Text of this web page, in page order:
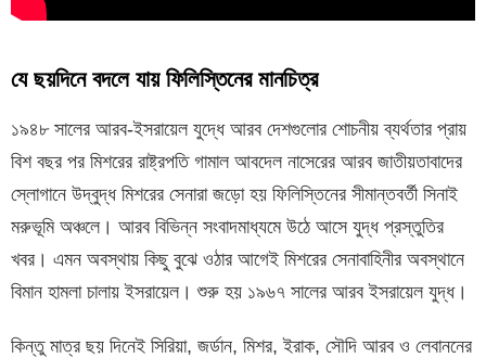
যে ছয়দিনে বদলে যায় ফিলিস্তিনের মানচিত্র
১৯৪৮ সালের আরব-ইসরায়েল যুদ্ধে আরব দেশগুলোর শোচনীয় ব্যর্থতার প্রায়
বিশ বছর পর মিশরের রাষ্ট্রপতি গামাল আবদেল নাসেরের আরব জাতীয়তাবাদের
স্লোগানে উদ্বুদ্ধ মিশরের সেনারা জড়ো হয় ফিলিস্তিনের সীমান্তবর্তী সিনাই
মরুভূমি অঞ্চলে। আরব বিভিন্ন সংবাদমাধ্যমে উঠে আসে যুদ্ধ প্রস্তুতির
খবর। এমন অবস্থায় কিছু বুঝে ওঠার আগেই মিশরের সেনাবাহিনীর অবস্থানে
বিমান হামলা চালায় ইসরায়েল। শুরু হয় ১৯৬৭ সালের আরব ইসরায়েল যুদ্ধ।
কিন্তু মাত্র ছয় দিনেই সিরিয়া, জর্ডান, মিশর, ইরাক, সৌদি আরব ও লেবাননের